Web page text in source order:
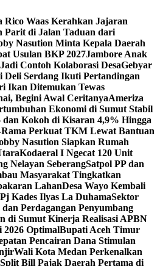
Rico Waas Kerahkan Jajaran
Parit di Jalan Taduan dari
Nasution Minta Kepala Daerah
Usulan BKP 2027Jambore Anak
Contoh Kolaborasi DesaGebyar
Deli Serdang Ikuti Pertandingan
Ikan Ditemukan Tewas
Begini Awal Ceritanya‎Ameriza
Ekonomi di Sumut Stabil
Kokoh di Kisaran 4,9% Hingga
Perkuat TKM Lewat Bantuan
Nasution Siapkan Rumah
Kodaeral I Ngecat 120 Unit
Nelayan SeberangSatpol PP dan
Masyarakat Tingkatkan
LahanDesa Wayo Kembali
Kades Ilyas La DuhamaSektor
Perdagangan Penyumbang
di Sumut Kinerja Realisasi APBN
2026 Optimal‎‎Bupati Aceh Timur
Pencairan Dana Stimulan
Wali Kota Medan Perkenalkan
Bill Pajak Daerah Pertama di